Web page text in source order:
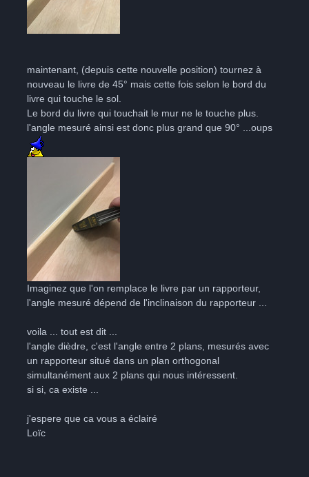
maintenant, (depuis cette nouvelle position) tournez à
nouveau le livre de 45° mais cette fois selon le bord du
livre qui touche le sol.
Le bord du livre qui touchait le mur ne le touche plus.
l'angle mesuré ainsi est donc plus grand que 90° ...oups
Imaginez que l'on remplace le livre par un rapporteur,
l'angle mesuré dépend de l'inclinaison du rapporteur ...
voila ... tout est dit ...
l'angle dièdre, c'est l'angle entre 2 plans, mesurés avec
un rapporteur situé dans un plan orthogonal
simultanément aux 2 plans qui nous intéressent.
si si, ca existe ...
j'espere que ca vous a éclairé
Loïc